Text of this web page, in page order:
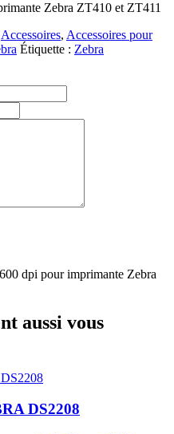
Zebra ZT410 et ZT411
Accessoires, Accessoires pour
Étiquette : Zebra
600 dpi pour imprimante Zebra
aussi vous
DS2208